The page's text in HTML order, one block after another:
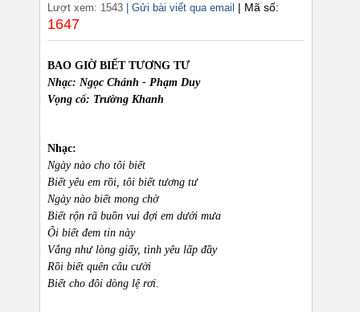
Lượt xem: 1543 | Gửi bài viết qua email | Mã số:
1647
BAO GIỜ BIẾT TƯƠNG TƯ
Nhạc: Ngọc Chánh - Phạm Duy
Vọng cổ: Trường Khanh
Nhạc:
Ngày nào cho tôi biết
Biết yêu em rồi, tôi biết tương tư
Ngày nào biết mong chờ
Biết rộn rã buồn vui đợi em dưới mưa
Ôi biết đem tin này
Vắng như lòng giấy, tình yêu lấp đầy
Rồi biết quên câu cười
Biết cho đôi dòng lệ rơi.